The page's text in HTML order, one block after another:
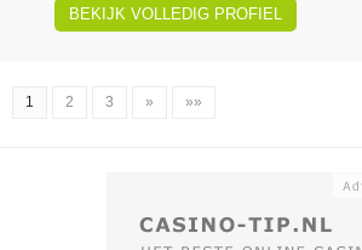
BEKIJK VOLLEDIG PROFIEL
1 2 3 » »»